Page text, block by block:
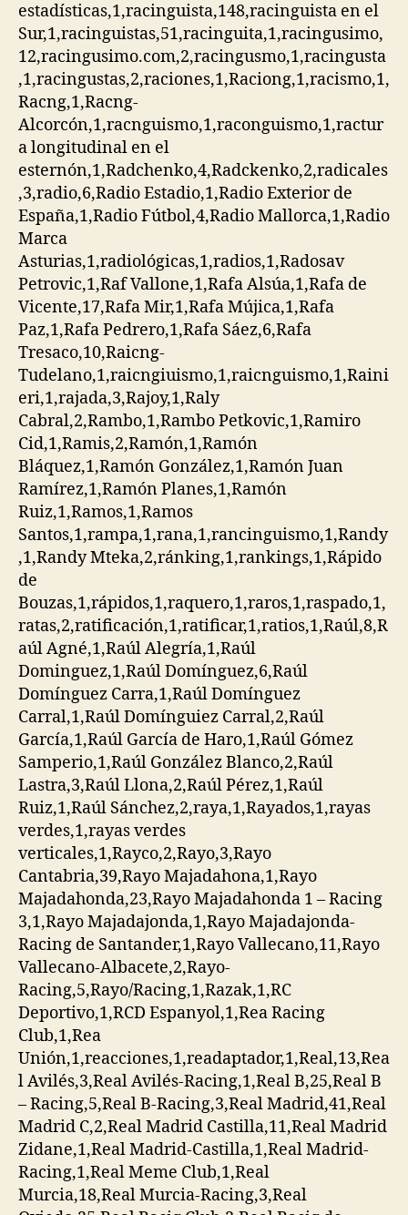
estadísticas,1,racinguista,148,racinguista en el
Sur,1,racinguistas,51,racinguita,1,racingusimo,
12,racingusimo.com,2,racingusmo,1,racingusta
,1,racingustas,2,raciones,1,Raciong,1,racismo,1,
Racng,1,Racng-
Alcorcón,1,racnguismo,1,raconguismo,1,ractur
a longitudinal en el
esternón,1,Radchenko,4,Radckenko,2,radicales
,3,radio,6,Radio Estadio,1,Radio Exterior de
España,1,Radio Fútbol,4,Radio Mallorca,1,Radio
Marca
Asturias,1,radiológicas,1,radios,1,Radosav
Petrovic,1,Raf Vallone,1,Rafa Alsúa,1,Rafa de
Vicente,17,Rafa Mir,1,Rafa Mújica,1,Rafa
Paz,1,Rafa Pedrero,1,Rafa Sáez,6,Rafa
Tresaco,10,Raicng-
Tudelano,1,raicngiuismo,1,raicnguismo,1,Raini
eri,1,rajada,3,Rajoy,1,Raly
Cabral,2,Rambo,1,Rambo Petkovic,1,Ramiro
Cid,1,Ramis,2,Ramón,1,Ramón
Bláquez,1,Ramón González,1,Ramón Juan
Ramírez,1,Ramón Planes,1,Ramón
Ruiz,1,Ramos,1,Ramos
Santos,1,rampa,1,rana,1,rancinguismo,1,Randy
,1,Randy Mteka,2,ránking,1,rankings,1,Rápido
de
Bouzas,1,rápidos,1,raquero,1,raros,1,raspado,1,
ratas,2,ratificación,1,ratificar,1,ratios,1,Raúl,8,R
aúl Agné,1,Raúl Alegría,1,Raúl
Dominguez,1,Raúl Domínguez,6,Raúl
Domínguez Carra,1,Raúl Domínguez
Carral,1,Raúl Domínguiez Carral,2,Raúl
García,1,Raúl García de Haro,1,Raúl Gómez
Samperio,1,Raúl González Blanco,2,Raúl
Lastra,3,Raúl Llona,2,Raúl Pérez,1,Raúl
Ruiz,1,Raúl Sánchez,2,raya,1,Rayados,1,rayas
verdes,1,rayas verdes
verticales,1,Rayco,2,Rayo,3,Rayo
Cantabria,39,Rayo Majadahona,1,Rayo
Majadahonda,23,Rayo Majadahonda 1 – Racing
3,1,Rayo Majadajonda,1,Rayo Majadajonda-
Racing de Santander,1,Rayo Vallecano,11,Rayo
Vallecano-Albacete,2,Rayo-
Racing,5,Rayo/Racing,1,Razak,1,RC
Deportivo,1,RCD Espanyol,1,Rea Racing
Club,1,Rea
Unión,1,reacciones,1,readaptador,1,Real,13,Rea
l Avilés,3,Real Avilés-Racing,1,Real B,25,Real B
– Racing,5,Real B-Racing,3,Real Madrid,41,Real
Madrid C,2,Real Madrid Castilla,11,Real Madrid
Zidane,1,Real Madrid-Castilla,1,Real Madrid-
Racing,1,Real Meme Club,1,Real
Murcia,18,Real Murcia-Racing,3,Real